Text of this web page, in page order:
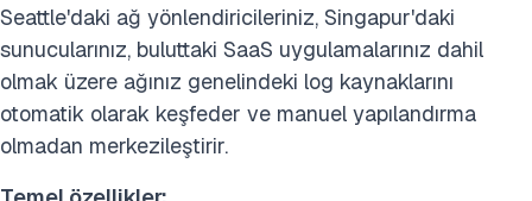
Seattle'daki ağ yönlendiricileriniz, Singapur'daki
sunucularınız, buluttaki SaaS uygulamalarınız dahil
olmak üzere ağınız genelindeki log kaynaklarını
otomatik olarak keşfeder ve manuel yapılandırma
olmadan merkezileştirir.